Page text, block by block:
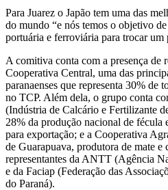
Para Juarez o Japão tem uma das
do mundo “e nós temos o objetivo
portuária e ferroviária para trocar um
A comitiva conta com a presença de
Cooperativa Central, uma das
paranaenses que representa 30% de
no TCP. Além dela, o grupo conta
(Indústria de Calcário e Fertilizante
28% da produção nacional de fécula
para exportação; e a Cooperativa
de Guarapuava, produtora de mate e
representantes da ANTT (Agência
e da Faciap (Federação das
do Paraná).